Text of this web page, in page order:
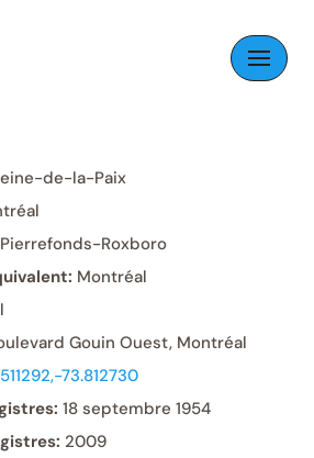
de-la-Paix
Pierrefonds-Roxboro
Montréal
Gouin Ouest, Montréal
73.812730
18 septembre 1954
2009